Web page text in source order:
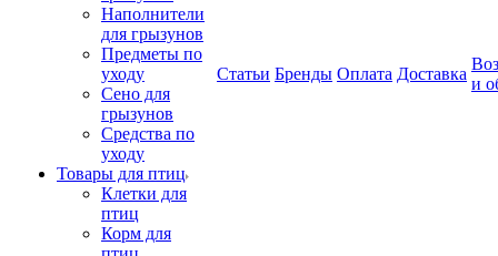
Наполнители
для грызунов
Предметы по
уходу
Сено для
грызунов
Средства по
уходу
Товары для птиц
Клетки для
птиц
Корм для
Статьи Бренды Оплата Доставка
и